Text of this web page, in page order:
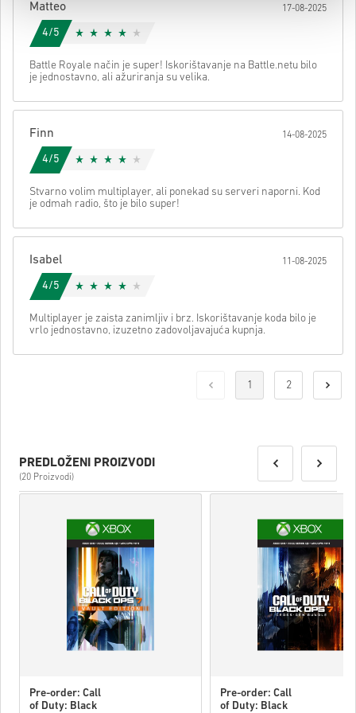
svom kodu.
Matteo 17-08-2025
4/5
Battle Royale način je super! Iskorištavanje na Battle.netu bilo
je jednostavno, ali ažuriranja su velika.
Finn 14-08-2025
4/5
Stvarno volim multiplayer, ali ponekad su serveri naporni. Kod
je odmah radio, što je bilo super!
Isabel 11-08-2025
4/5
Multiplayer je zaista zanimljiv i brz. Iskorištavanje koda bilo je
vrlo jednostavno, izuzetno zadovoljavajuća kupnja.
1 2
PREDLOŽENI PROIZVODI
(20 Proizvodi)
Pre-order: Call
of Duty: Black
Pre-order: Call
of Duty: Black